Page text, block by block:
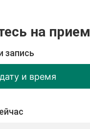
на прием
запись
и время